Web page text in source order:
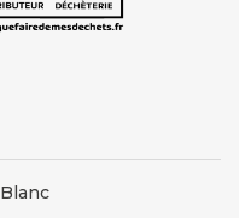
Blanc